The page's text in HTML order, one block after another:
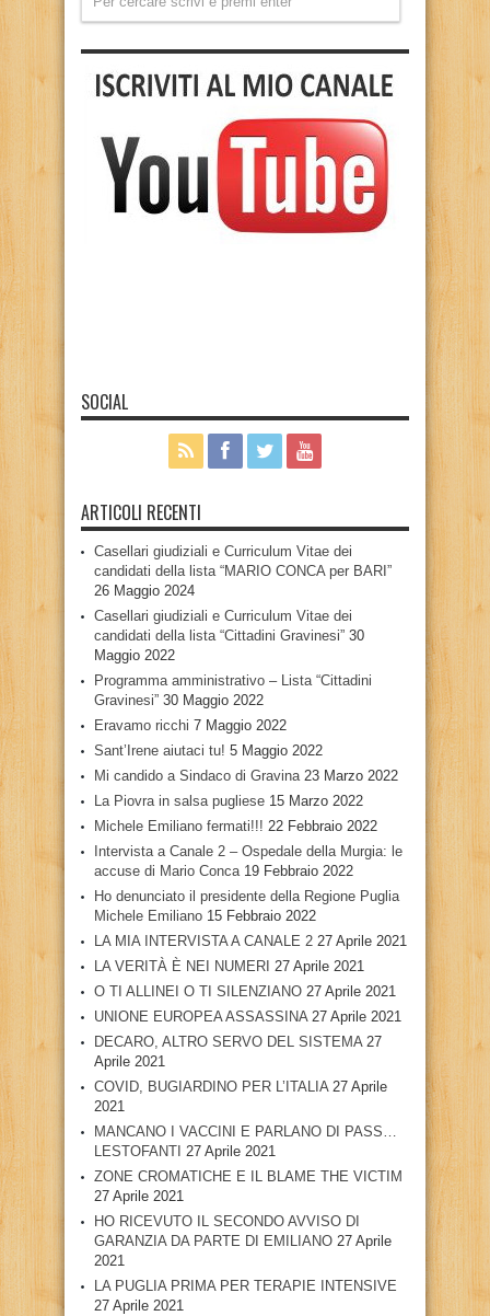
SOCIAL
ARTICOLI RECENTI
Casellari giudiziali e Curriculum Vitae dei
candidati della lista “MARIO CONCA per BARI”
26 Maggio 2024
Casellari giudiziali e Curriculum Vitae dei
candidati della lista “Cittadini Gravinesi” 30
Maggio 2022
Programma amministrativo – Lista “Cittadini
Gravinesi” 30 Maggio 2022
Eravamo ricchi 7 Maggio 2022
Sant’Irene aiutaci tu! 5 Maggio 2022
Mi candido a Sindaco di Gravina 23 Marzo 2022
La Piovra in salsa pugliese 15 Marzo 2022
Michele Emiliano fermati!!! 22 Febbraio 2022
Intervista a Canale 2 – Ospedale della Murgia: le
accuse di Mario Conca 19 Febbraio 2022
Ho denunciato il presidente della Regione Puglia
Michele Emiliano 15 Febbraio 2022
LA MIA INTERVISTA A CANALE 2 27 Aprile 2021
LA VERITÀ È NEI NUMERI 27 Aprile 2021
O TI ALLINEI O TI SILENZIANO 27 Aprile 2021
UNIONE EUROPEA ASSASSINA 27 Aprile 2021
DECARO, ALTRO SERVO DEL SISTEMA 27
Aprile 2021
COVID, BUGIARDINO PER L’ITALIA 27 Aprile
2021
MANCANO I VACCINI E PARLANO DI PASS…
LESTOFANTI 27 Aprile 2021
ZONE CROMATICHE E IL BLAME THE VICTIM
27 Aprile 2021
HO RICEVUTO IL SECONDO AVVISO DI
GARANZIA DA PARTE DI EMILIANO 27 Aprile
2021
LA PUGLIA PRIMA PER TERAPIE INTENSIVE
27 Aprile 2021